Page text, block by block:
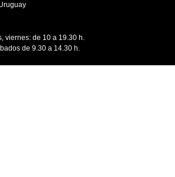
viernes: de 10 a 19.30 h.
de 9.30 a 14.30 h.